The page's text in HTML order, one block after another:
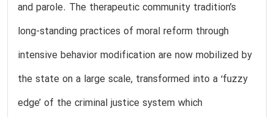
and parole. The therapeutic community tradition’s
long-standing practices of moral reform through
intensive behavior modification are now mobilized by
the state on a large scale, transformed into a ‘fuzzy
edge’ of the criminal justice system which